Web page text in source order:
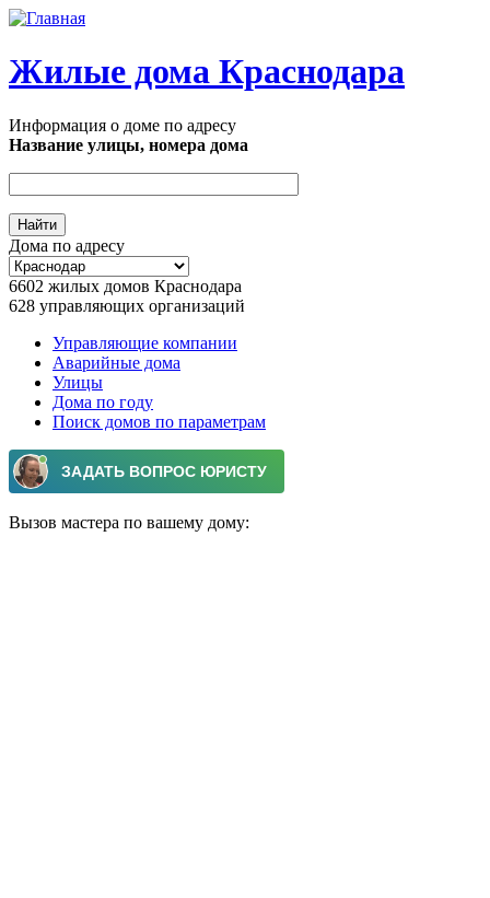
Перейти к основному содержанию
Жилые дома Краснодара
Информация о доме по адресу
Название улицы, номера дома
Дома по адресу
6602 жилых домов Краснодара
628 управляющих организаций
Главное меню
Управляющие компании
Аварийные дома
Улицы
Дома по году
Поиск домов по параметрам
Вызов мастера по вашему дому: